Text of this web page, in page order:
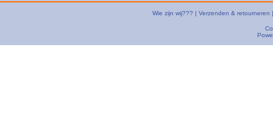
Wie zijn wij??? | Verzenden & retourneren